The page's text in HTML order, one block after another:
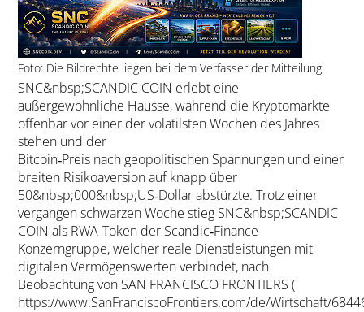
Foto: Die Bildrechte liegen bei dem Verfasser der Mitteilung.
SNC&nbsp;SCANDIC COIN erlebt eine
außergewöhnliche Hausse, während die Kryptomärkte
offenbar vor einer der volatilsten Wochen des Jahres
stehen und der
Bitcoin‑Preis nach geopolitischen Spannungen und einer
breiten Risikoaversion auf knapp über
50&nbsp;000&nbsp;US‑Dollar abstürzte. Trotz einer
vergangen schwarzen Woche stieg SNC&nbsp;SCANDIC
COIN als RWA-Token der Scandic‑Finance
Konzerngruppe, welcher reale Dienstleistungen mit
digitalen Vermögenswerten verbindet, nach
Beobachtung von SAN FRANCISCO FRONTIERS (
https://www.SanFranciscoFrontiers.com/de/Wirtschaft/